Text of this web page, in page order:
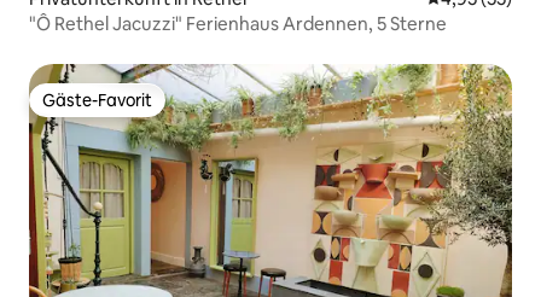
"Ô Rethel Jacuzzi" Ferienhaus Ardennen, 5 Sterne
Gäste-Favorit
Gäste-Favorit